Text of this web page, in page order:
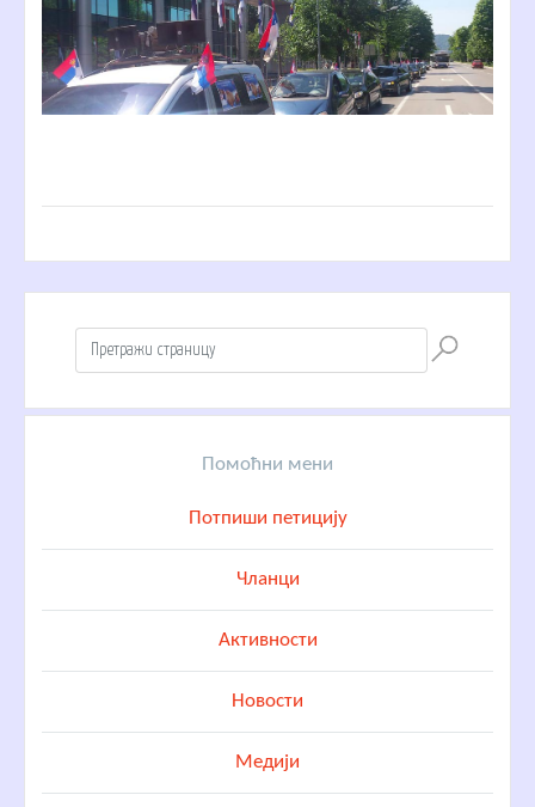
Помоћни мени
Потпиши петицију
Чланци
Активности
Новости
Медији